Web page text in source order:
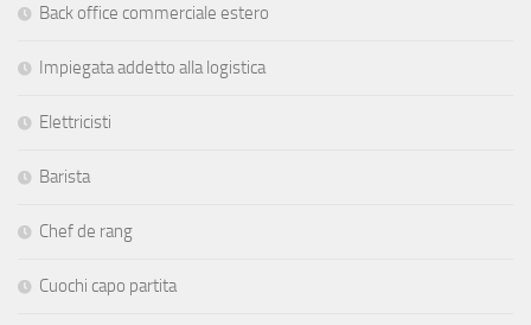
Back office commerciale estero
Impiegata addetto alla logistica
Elettricisti
Barista
Chef de rang
Cuochi capo partita